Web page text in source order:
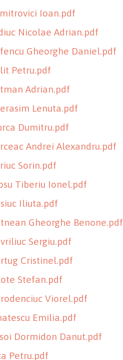
Ioan.pdf
Nicolae Adrian.pdf
Gheorghe Daniel.pdf
Petru.pdf
Adrian.pdf
Lenuta.pdf
Dumitru.pdf
Andrei Alexandru.pdf
Sorin.pdf
Tiberiu Ionel.pdf
Iliuta.pdf
Gheorghe Benone.pdf
Sergiu.pdf
Cristinel.pdf
Stefan.pdf
Viorel.pdf
Emilia.pdf
Dormidon Danut.pdf
Petru.pdf